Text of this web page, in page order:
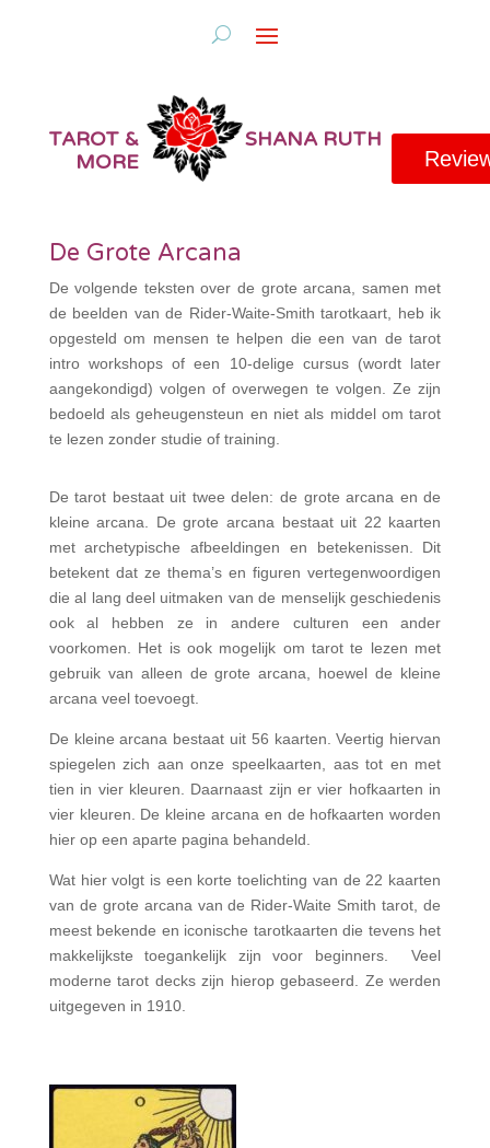
TAROT &
MORE
SHANA RUTH
De Grote Arcana
De volgende teksten over de grote arcana, samen met
de beelden van de Rider-Waite-Smith tarotkaart, heb ik
opgesteld om mensen te helpen die een van de tarot
intro workshops of een 10-delige cursus (wordt later
aangekondigd) volgen of overwegen te volgen. Ze zijn
bedoeld als geheugensteun en niet als middel om tarot
te lezen zonder studie of training.
De tarot bestaat uit twee delen: de grote arcana en de
kleine arcana. De grote arcana bestaat uit 22 kaarten
met archetypische afbeeldingen en betekenissen. Dit
betekent dat ze thema’s en figuren vertegenwoordigen
die al lang deel uitmaken van de menselijk geschiedenis
ook al hebben ze in andere culturen een ander
voorkomen. Het is ook mogelijk om tarot te lezen met
gebruik van alleen de grote arcana, hoewel de kleine
arcana veel toevoegt.
De kleine arcana bestaat uit 56 kaarten. Veertig hiervan
spiegelen zich aan onze speelkaarten, aas tot en met
tien in vier kleuren. Daarnaast zijn er vier hofkaarten in
vier kleuren. De kleine arcana en de hofkaarten worden
hier op een aparte pagina behandeld.
Wat hier volgt is een korte toelichting van de 22 kaarten
van de grote arcana van de Rider-Waite Smith tarot, de
meest bekende en iconische tarotkaarten die tevens het
makkelijkste toegankelijk zijn voor beginners. Veel
moderne tarot decks zijn hierop gebaseerd. Ze werden
uitgegeven in 1910.